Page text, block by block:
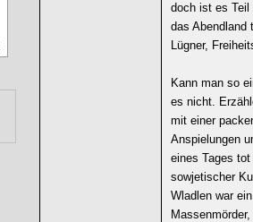
doch ist es Teil
das Abendland
Lügner,
Kann man so
es nicht.
mit einer
Anspielungen
eines Tages
sowjetischer
Wladlen war